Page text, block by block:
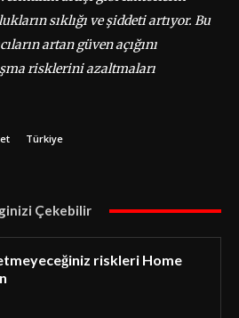
sıklığı ve şiddeti artıyor. Bu
artan güven açığını
risklerini azaltmaları
Türkiye
Çekebilir
riskleri Home